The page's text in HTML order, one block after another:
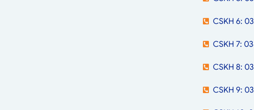
CSKH 6:
CSKH 7:
CSKH 8:
CSKH 9: